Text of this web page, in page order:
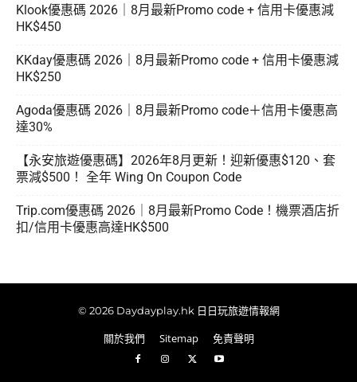
Klook優惠碼 2026｜8月最新Promo code + 信用卡優惠減
HK$450
KKday優惠碼 2026｜8月最新Promo code + 信用卡優惠減
HK$250
Agoda優惠碼 2026｜8月最新Promo code＋信用卡優惠高
達30%
【永安旅遊優惠碼】2026年8月更新！迎新優惠$120、套
票減$500！ 全年 Wing On Coupon Code
Trip.com優惠碼 2026｜8月最新Promo Code！機票酒店折
扣/信用卡優惠高達HK$500
© 2026 Daydayplay.hk 日日玩旅遊情報網
關於我們 Sitemap 免責聲明